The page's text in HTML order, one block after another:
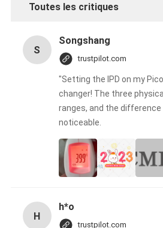
Toutes les critiques
S
Songshang
trustpilot.com
"Setting the IPD on my
changer! The three
ranges, and the difference
noticeable.
H
h*o
trustpilot.com